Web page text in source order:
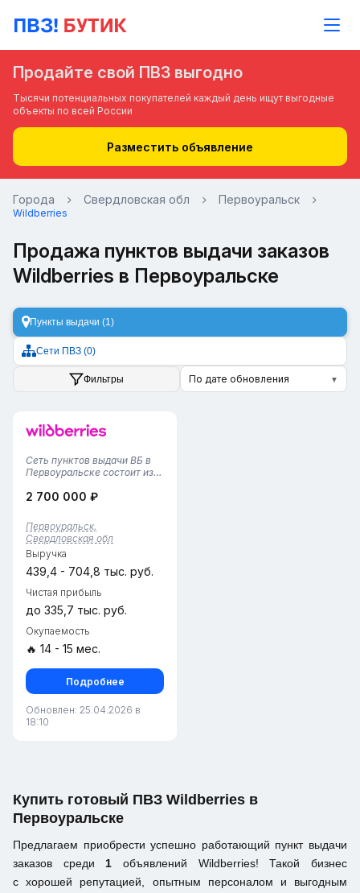
Продайте свой ПВЗ выгодно
Тысячи потенциальных покупателей каждый день ищут выгодные
объекты по всей России
Разместить объявление
Города Свердловская обл Первоуральск
Wildberries
Продажа пунктов выдачи заказов
Wildberries в Первоуральске
Пункты выдачи (1)
Сети ПВЗ (0)
Фильтры По дате обновления ▼
Сеть пунктов выдачи ВБ в
Первоуральске состоит из
которые начали свою
Площадь около 100
квадратных метров и
укомплектован двумя
сотрудниками, что
позволяет о...
2 700 000 ₽
Первоуральск,
Свердловская обл
Выручка
439,4 - 704,8 тыс. руб.
Чистая прибыль
до 335,7 тыс. руб.
Окупаемость
🔥 14 - 15 мес.
Подробнее
Обновлен: 25.04.2026 в
18:10
Купить готовый ПВЗ Wildberries в
Первоуральске
Предлагаем приобрести успешно работающий пункт выдачи
заказов среди 1 объявлений Wildberries! Такой бизнес
с хорошей репутацией, опытным персоналом и выгодным